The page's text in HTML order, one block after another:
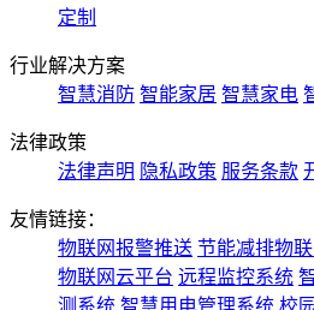
定制
行业解决方案
智慧消防 智能家居 智慧家电
法律政策
法律声明 隐私政策 服务条款
友情链接：
物联网报警推送 节能减排物联
物联网云平台 远程监控系统
测系统 智慧用电管理系统 校